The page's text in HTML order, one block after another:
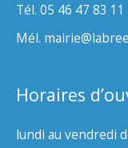
Tél. 05 46 47 83 11
Mél.
Horaires
lundi au vendredi